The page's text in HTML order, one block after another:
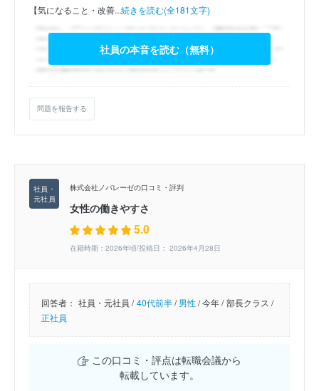
【気になること・改善...続きを読む(全181文字)
社員の本音を読む（無料）
問題を報告する
株式会社ノバレーゼの口コミ・評判
女性の働きやすさ
5.0
在籍時期：2026年頃/投稿日： 2026年4月28日
回答者： 社員・元社員 / 40代前半/男性/今年 / 部長クラス /
正社員
この口コミ・評点は転職会議から
転載しています。